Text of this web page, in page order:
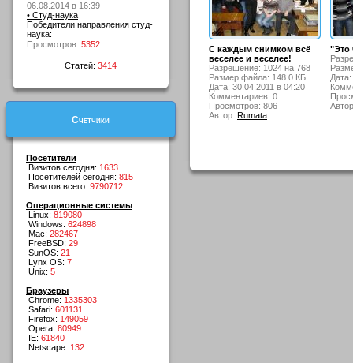
06.08.2014 в 16:39
• Студ-наука
Победители направления студ-
наука:
Просмотров: 5352
Статей: 3414
Счетчики
Посетители
Визитов сегодня: 1633
Посетителей сегодня: 815
Визитов всего: 9790712
Операционные системы
Linux: 819080
Windows: 624898
Mac: 282467
FreeBSD: 29
SunOS: 21
Lynx OS: 7
Unix: 5
Браузеры
Chrome: 1335303
Safari: 601131
Firefox: 149059
Opera: 80949
IE: 61840
Netscape: 132
С каждым снимком всё
веселее и веселее!
Разрешение: 1024 на 768
Размер файла: 148.0 КБ
Дата: 30.04.2011 в 04:20
Комментариев: 0
Просмотров: 806
Автор: Rumata
"Это